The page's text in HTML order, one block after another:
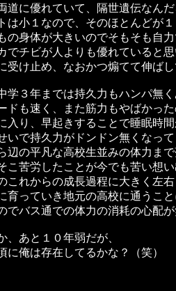
道に優れていて、隔世遺伝なん
は小１なので、そのほとんどが
の身体が大きいのでそもそも自
でチビが人よりも優れていると
受け止め、なおかつ煽てて伸ば
学３年までは持久力もハンパ無
ドも速く、また筋力もやばかっ
入り、早起きすることで睡眠時
いで持久力がドンドン無くなっ
辺の平凡な高校生並みの体力ま
こ苦労したことが今でも苦い想
これからの成長過程に大きく左
育っていき地元の高校に通うこ
でバス通での体力の消耗の心配
、あと１０年弱だが、
に俺は存在してるかな？（笑）